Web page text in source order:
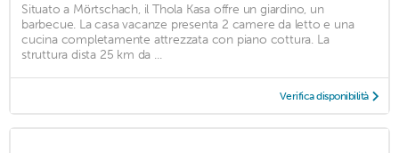
Situato a Mörtschach, il Thola Kasa offre un giardino, un
barbecue. La casa vacanze presenta 2 camere da letto e una
cucina completamente attrezzata con piano cottura. La
struttura dista 25 km da ...
Verifica disponibilità